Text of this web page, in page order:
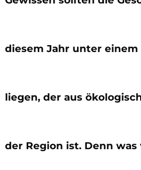
diesem Jahr unter
liegen, der aus
der Region ist. Denn